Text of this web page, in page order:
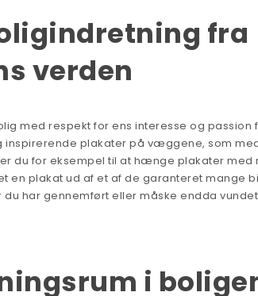
fra
verden
med respekt for ens interesse og passion
plakater på væggene, som
du for eksempel til at hænge plakater med
en plakat ud af et af de garanteret mange
har gennemført eller måske endda
i